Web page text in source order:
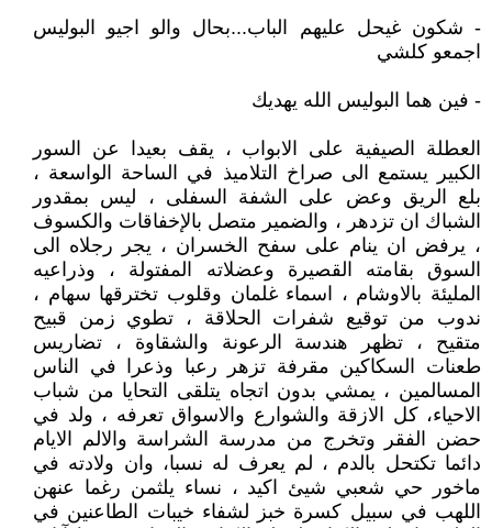
- شكون غيحل عليهم الباب...بحال والو اجيو البوليس
اجمعو كلشي
- فين هما البوليس الله يهديك
العطلة الصيفية على الابواب ، يقف بعيدا عن السور
الكبير يستمع الى صراخ التلاميذ في الساحة الواسعة ،
بلع الريق وعض على الشفة السفلى ، ليس بمقدور
الشباك ان تزدهر ، والضمير متصل بالإخفاقات والكسوف
، يرفض ان ينام على سفح الخسران ، يجر رجلاه الى
السوق بقامته القصيرة وعضلاته المفتولة ، وذراعيه
المليئة بالاوشام ، اسماء غلمان وقلوب تخترقها سهام ،
ندوب من توقيع شفرات الحلاقة ، تطوي زمن قبيح
متقيح ، تظهر هندسة الرعونة والشقاوة ، تضاريس
طعنات السكاكين مقرفة تزهر رعبا وذعرا في الناس
المسالمين ، يمشي بدون اتجاه يتلقى التحايا من شباب
الاحياء، كل الازقة والشوارع والاسواق تعرفه ، ولد في
حضن الفقر وتخرج من مدرسة الشراسة والالم الايام
دائما تكتحل بالدم ، لم يعرف له نسبا، وان ولادته في
ماخور حي شعبي شيئ اكيد ، نساء يلثمن رغما عنهن
اللهب في سبيل كسرة خبز لشفاء خيبات الطاعنين في